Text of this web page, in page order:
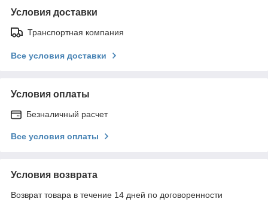
Условия доставки
Транспортная компания
Все условия доставки
Условия оплаты
Безналичный расчет
Все условия оплаты
Условия возврата
Возврат товара в течение 14 дней по договоренности